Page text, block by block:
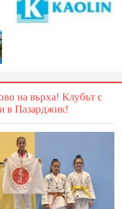
на върха! Клубът с
в Пазарджик!